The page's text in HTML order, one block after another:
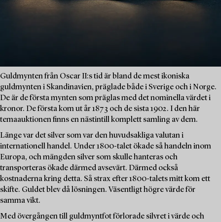
Guldmynten från Oscar II:s tid är bland de mest ikoniska
guldmynten i Skandinavien, präglade både i Sverige och i Norge.
De är de första mynten som präglas med det nominella värdet i
kronor. De första kom ut år 1873 och de sista 1902. I den här
temaauktionen finns en nästintill komplett samling av dem.
Länge var det silver som var den huvudsakliga valutan i
internationell handel. Under 1800-talet ökade så handeln inom
Europa, och mängden silver som skulle hanteras och
transporteras ökade därmed avsevärt. Därmed också
kostnaderna kring detta. Så strax efter 1800-talets mitt kom ett
skifte. Guldet blev då lösningen. Väsentligt högre värde för
samma vikt.
Med övergången till guldmyntfot förlorade silvret i värde och